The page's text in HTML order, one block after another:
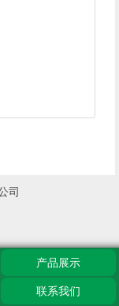
司
产品展示
联系我们